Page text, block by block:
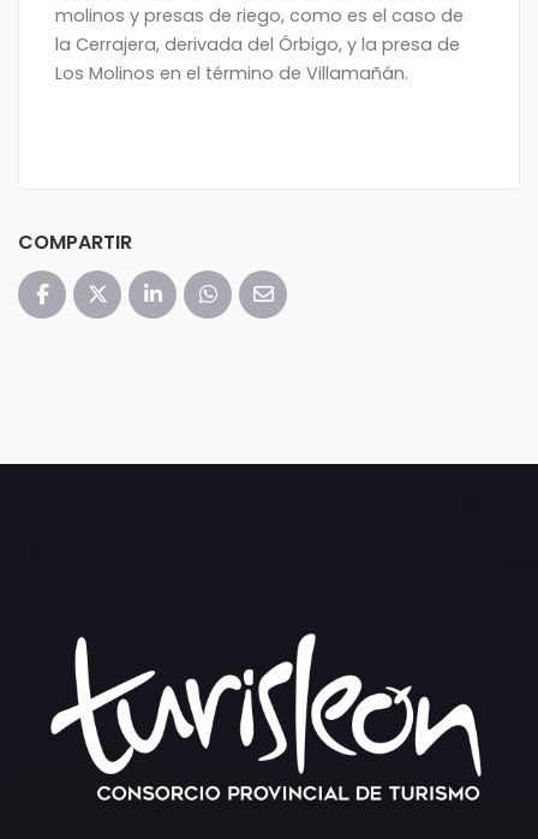
molinos y presas de riego, como es el caso de
la Cerrajera, derivada del Órbigo, y la presa de
Los Molinos en el término de Villamañán.
COMPARTIR